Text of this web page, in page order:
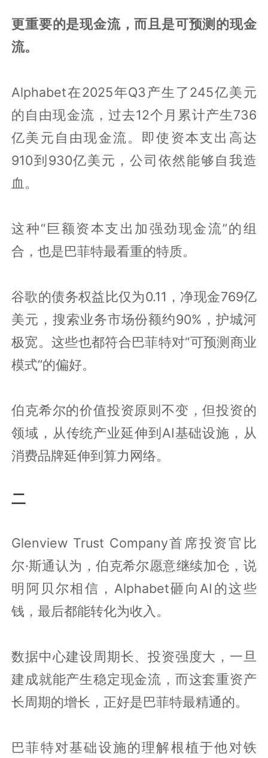
更重要的是现金流，而且是可预测的现金
流。
Alphabet在2025年Q3产生了245亿美元
的自由现金流，过去12个月累计产生736
亿美元自由现金流。即使资本支出高达
910到930亿美元，公司依然能够自我造
血。
这种“巨额资本支出加强劲现金流”的组
合，也是巴菲特最看重的特质。
谷歌的债务权益比仅为0.11，净现金769亿
美元，搜索业务市场份额约90%，护城河
极宽。这些也都符合巴菲特对“可预测商业
模式”的偏好。
伯克希尔的价值投资原则不变，但投资的
领域，从传统产业延伸到AI基础设施，从
消费品牌延伸到算力网络。
二
Glenview Trust Company首席投资官比
尔·斯通认为，伯克希尔愿意继续加仓，说
明阿贝尔相信，Alphabet砸向AI的这些
钱，最后都能转化为收入。
数据中心建设周期长、投资强度大，一旦
建成就能产生稳定现金流，而这套重资产
长周期的增长，正好是巴菲特最精通的。
巴菲特对基础设施的理解根植于他对铁